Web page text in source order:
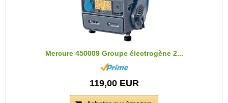
Mercure 450009 Groupe électrogène 2...
119,00 EUR